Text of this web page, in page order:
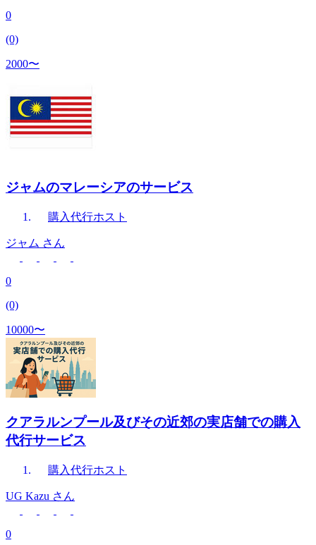
0
(0)
2000〜
ジャムのマレーシアのサービス
購入代行ホスト
ジャム さん
0
(0)
10000〜
クアラルンプール及びその近郊の実店舗での購入
代行サービス
購入代行ホスト
UG Kazu さん
0